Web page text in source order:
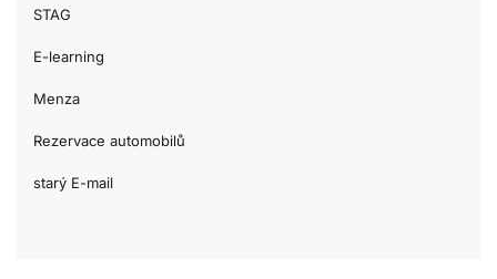
STAG
E-learning
Menza
Rezervace automobilů
starý E-mail